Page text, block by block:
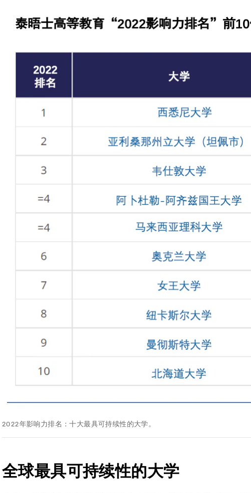
2022年影响力排名：十大最具可持续性的大学。
全球最具可持续性的大学